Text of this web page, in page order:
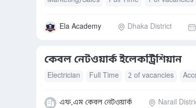
Ela Academy Dhaka District
কেবল নেটওয়ার্ক ইলেকট্রিশিয়ান
Electrician Full Time 2 of vacancies
এফ,এম কেবল নেটওয়ার্ক Narail